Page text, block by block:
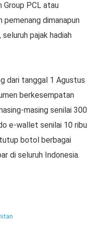
Group PCL atau
pemenang dimanapun
pajak hadiah
dari tanggal 1 Agustus
berkesempatan
masing senilai 300
e-wallet senilai 10 ribu
botol berbagai
di seluruh Indonesia.